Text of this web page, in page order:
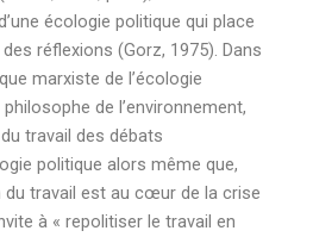
écologie politique qui place
réflexions (Gorz, 1975). Dans
marxiste de l’écologie
de l’environnement,
travail des débats
politique alors même que,
du travail est au cœur de la crise
à « repolitiser le travail en